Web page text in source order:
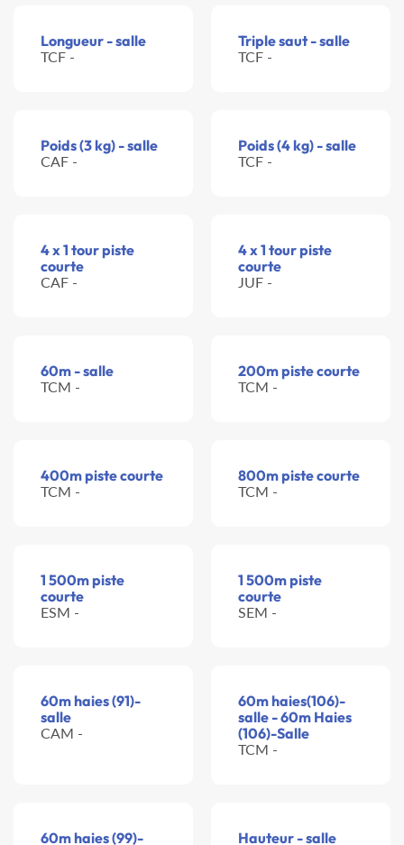
Longueur - salle
TCF -
Triple saut - salle
TCF -
Poids (3 kg) - salle
CAF -
Poids (4 kg) - salle
TCF -
4 x 1 tour piste
courte
CAF -
4 x 1 tour piste
courte
JUF -
60m - salle
TCM -
200m piste courte
TCM -
400m piste courte
TCM -
800m piste courte
TCM -
1 500m piste
courte
ESM -
1 500m piste
courte
SEM -
60m haies (91)-
salle
CAM -
60m haies(106)-
salle - 60m Haies
(106)-Salle
TCM -
60m haies (99)- Hauteur - salle